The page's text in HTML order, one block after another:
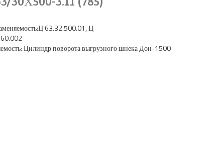
63.32.500.01, Ц
Цилиндр поворота выгрузного шнека Дон-1500